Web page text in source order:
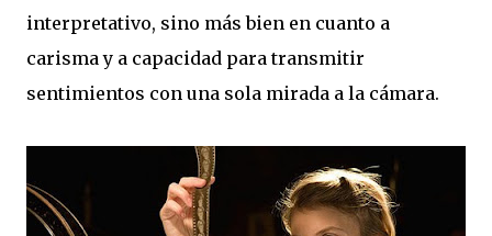
interpretativo, sino más bien en cuanto a
carisma y a capacidad para transmitir
sentimientos con una sola mirada a la cámara.